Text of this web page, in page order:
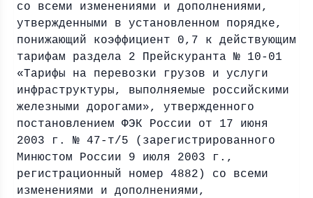
со всеми изменениями и дополнениями,
утвержденными в установленном порядке,
понижающий коэффициент 0,7 к действующим
тарифам раздела 2 Прейскуранта № 10-01
«Тарифы на перевозки грузов и услуги
инфраструктуры, выполняемые российскими
железными дорогами», утвержденного
постановлением ФЭК России от 17 июня
2003 г. № 47-т/5 (зарегистрированного
Минюстом России 9 июля 2003 г.,
регистрационный номер 4882) со всеми
изменениями и дополнениями,